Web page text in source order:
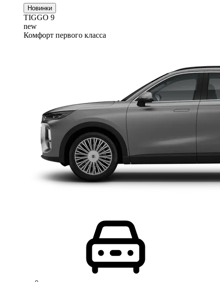
Новинки
TIGGO 9
new
Комфорт первого класса